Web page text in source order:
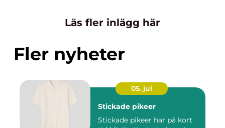
Läs fler inlägg här
Fler nyheter
05. jul
Stickade pikeer
Stickade pikeer har på kort